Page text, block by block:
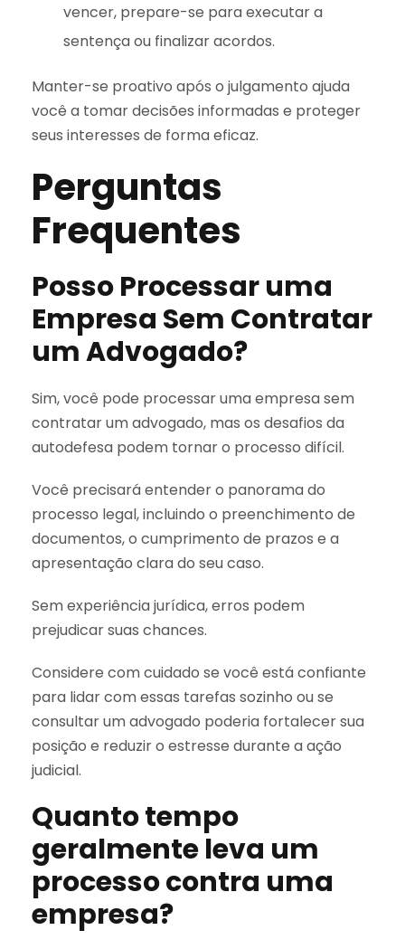
vencer, prepare-se para executar a
sentença ou finalizar acordos.
Manter-se proativo após o julgamento ajuda
você a tomar decisões informadas e proteger
seus interesses de forma eficaz.
Perguntas
Frequentes
Posso Processar uma
Empresa Sem Contratar
um Advogado?
Sim, você pode processar uma empresa sem
contratar um advogado, mas os desafios da
autodefesa podem tornar o processo difícil.
Você precisará entender o panorama do
processo legal, incluindo o preenchimento de
documentos, o cumprimento de prazos e a
apresentação clara do seu caso.
Sem experiência jurídica, erros podem
prejudicar suas chances.
Considere com cuidado se você está confiante
para lidar com essas tarefas sozinho ou se
consultar um advogado poderia fortalecer sua
posição e reduzir o estresse durante a ação
judicial.
Quanto tempo
geralmente leva um
processo contra uma
empresa?